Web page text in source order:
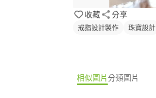
收藏 分享
戒指設計製作 珠寶設計
相似圖片分類圖片